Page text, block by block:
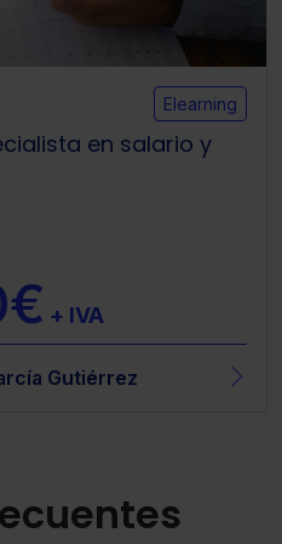
Elearning
en salario y
+ IVA
Gutiérrez